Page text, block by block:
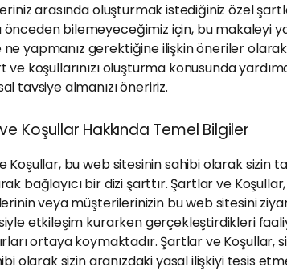
arasında oluşturmak istediğiniz özel
önceden bilemeyeceğimiz için, bu makaleyi
yapmanız gerektiğine ilişkin öneriler
ve koşullarınızı oluşturma konusunda
tavsiye almanızı öneririz.
Koşullar Hakkında Temel Bilgiler
Koşullar, bu web sitesinin sahibi olarak sizin
bağlayıcı bir dizi şarttır. Şartlar ve
veya müşterilerinizin bu web sitesini
etkileşim kurarken gerçekleştirdikleri
ortaya koymaktadır. Şartlar ve Koşullar,
olarak sizin aranızdaki yasal ilişkiyi tesis